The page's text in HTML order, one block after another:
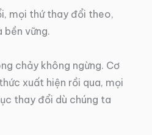
mọi thứ thay đổi theo,
bền vững.
chảy không ngừng. Cơ
xuất hiện rồi qua, mọi
thay đổi dù chúng ta